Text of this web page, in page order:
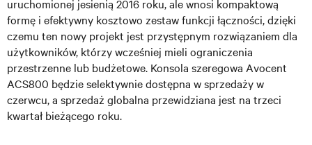
uruchomionej jesienią 2016 roku, ale wnosi kompaktową
formę i efektywny kosztowo zestaw funkcji łączności, dzięki
czemu ten nowy projekt jest przystępnym rozwiązaniem dla
użytkowników, którzy wcześniej mieli ograniczenia
przestrzenne lub budżetowe. Konsola szeregowa Avocent
ACS800 będzie selektywnie dostępna w sprzedaży w
czerwcu, a sprzedaż globalna przewidziana jest na trzeci
kwartał bieżącego roku.